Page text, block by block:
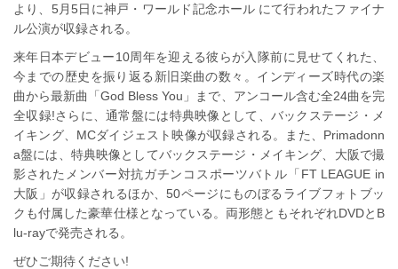
より、5月5日に神戸・ワールド記念ホール にて行われたファイナ
ル公演が収録される。
来年日本デビュー10周年を迎える彼らが入隊前に見せてくれた、
今までの歴史を振り返る新旧楽曲の数々。インディーズ時代の楽
曲から最新曲「God Bless You」まで、アンコール含む全24曲を完
全収録!さらに、通常盤には特典映像として、バックステージ・メ
イキング、MCダイジェスト映像が収録される。また、Primadonn
a盤には、特典映像としてバックステージ・メイキング、大阪で撮
影されたメンバー対抗ガチンコスポーツバトル「FT LEAGUE in
大阪」が収録されるほか、50ページにものぼるライブフォトブッ
クも付属した豪華仕様となっている。両形態ともそれぞれDVDとB
lu-rayで発売される。
ぜひご期待ください!